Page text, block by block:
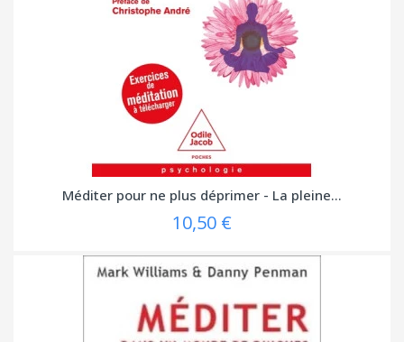
Méditer pour ne plus déprimer - La pleine...
10,50 €